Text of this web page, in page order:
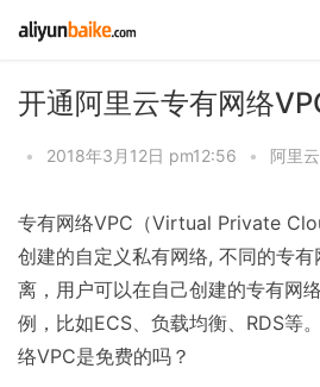
开通阿里云专有网络
• 2018年3月12日 pm12:56 • 阿里
专有网络VPC（Virtual Private
创建的自定义私有网络, 不同的专
离，用户可以在自己创建的专有网
例，比如ECS、负载均衡、RDS等
络VPC是免费的吗？